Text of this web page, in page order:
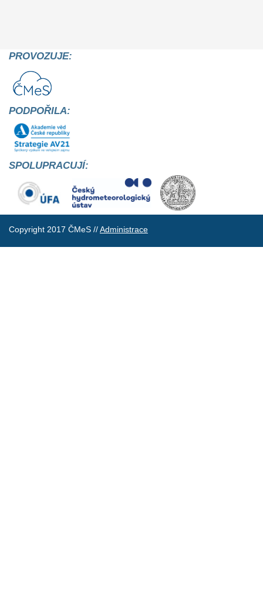
PROVOZUJE:
PODPOŘILA:
SPOLUPRACUJÍ:
Copyright 2017 ČMeS //Administrace